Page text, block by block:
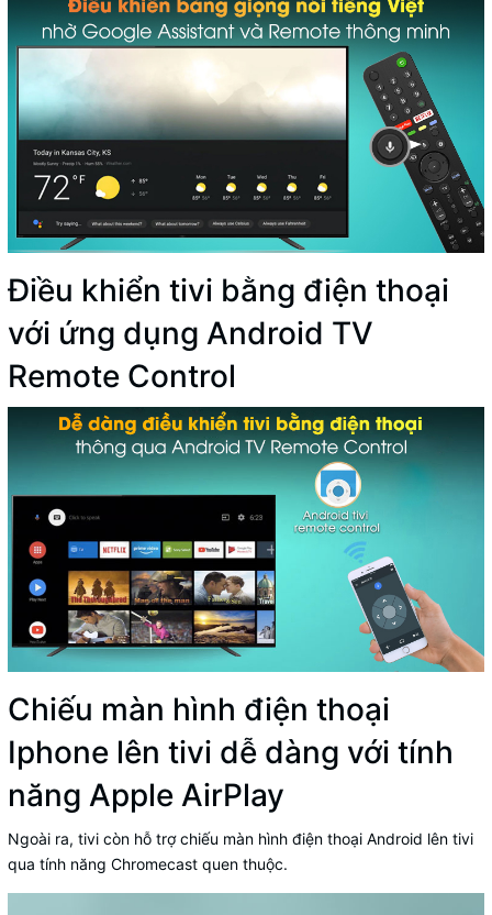
Điều khiển tivi bằng điện thoại
với ứng dụng Android TV
Remote Control
Chiếu màn hình điện thoại
Iphone lên tivi dễ dàng với tính
năng Apple AirPlay
Ngoài ra, tivi còn hỗ trợ chiếu màn hình điện thoại Android lên tivi
qua tính năng Chromecast quen thuộc.